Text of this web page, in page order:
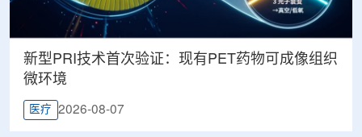
新型PRI技术首次验证：现有PET药物可成像组织
微环境
医疗 2026-08-07